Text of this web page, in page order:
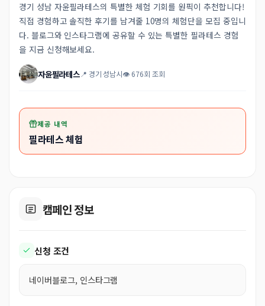
경기 성남 자윤필라테스의 특별한 체험 기회를 원픽이 추천합니다!
직접 경험하고 솔직한 후기를 남겨줄 10명의 체험단을 모집 중입니
다. 블로그와 인스타그램에 공유할 수 있는 특별한 필라테스 경험
을 지금 신청해보세요.
자윤필라테스📍 경기 성남시👁 676회 조회
제공 내역
필라테스 체험
캠페인 정보
신청 조건
네이버블로그, 인스타그램